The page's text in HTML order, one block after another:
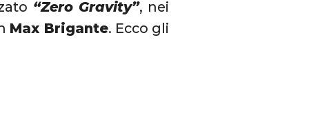
“Zero Gravity”, nei
Max Brigante. Ecco gli